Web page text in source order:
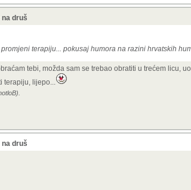
druš
terapiju... pokusaj humora na razini hrvatskih
tebi, možda sam se trebao obratiti u trećem licu,
terapiju, lijepo...
druš